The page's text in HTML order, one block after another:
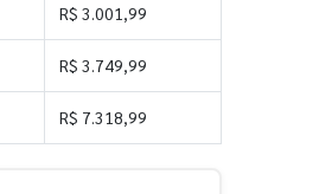
R$ 3.001,99
R$ 3.749,99
R$ 7.318,99